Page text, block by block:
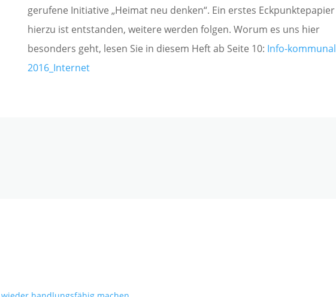
gerufene Initiative „Heimat neu denken“. Ein erstes Eckpunktepapier
hierzu ist entstanden, weitere werden folgen. Worum es uns hier
besonders geht, lesen Sie in diesem Heft ab Seite 10: Info-kommunal
2016_Internet